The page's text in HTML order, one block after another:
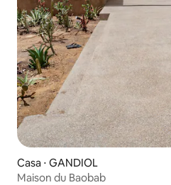
Casa ⋅ GANDIOL
Maison du Baobab